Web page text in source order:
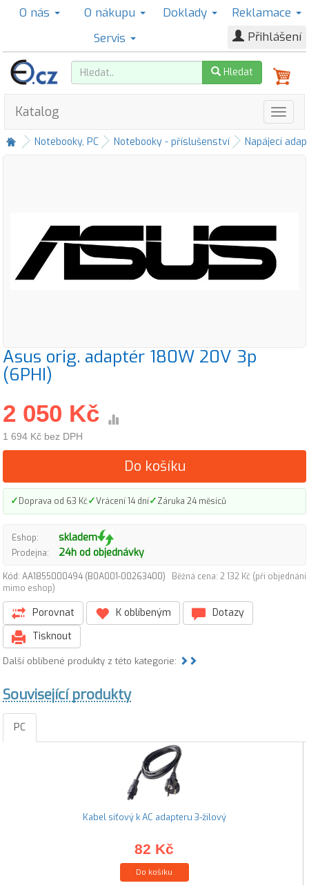
O nás O nákupu Doklady
Reklamace
Servis
Přihlášení
Hledat
Katalog
Notebooky, PC Notebooky - příslušenství Napájecí
Asus orig. adaptér 180W 20V 3p
(6PHI)
2 050 Kč
1 694 Kč bez DPH
Do košíku
✓Doprava od 63 Kč✓Vrácení 14 dní✓Záruka 24 měsíců
Eshop: skladem
Prodejna: 24h od objednávky
Kód: AA1855000494 (B0A001-00263400)
Běžná cena: 2 132 Kč (při objednání
mimo eshop)
Porovnat K oblíbeným
Dotazy
Tisknout
Další oblíbené produkty z této kategorie:
Související produkty
PC
Kabel síťový k AC adapteru 3-žilový
82 Kč
Do košíku